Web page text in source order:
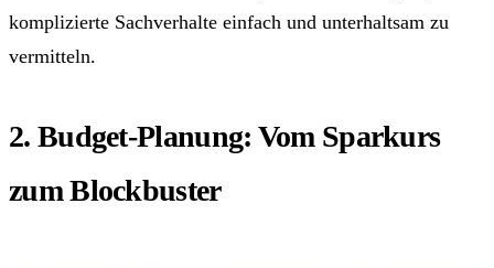
komplizierte Sachverhalte einfach und unterhaltsam zu
vermitteln.
2. Budget-Planung: Vom Sparkurs
zum Blockbuster